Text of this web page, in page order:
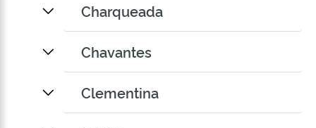
Charqueada
Chavantes
Clementina